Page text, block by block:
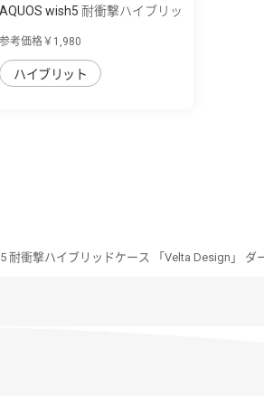
AQUOS wish5 耐衝撃ハイブリッ
参考価格￥1,980
ハイブリット
耐衝撃ハイブリッドケース 「Velta Design」 ダ